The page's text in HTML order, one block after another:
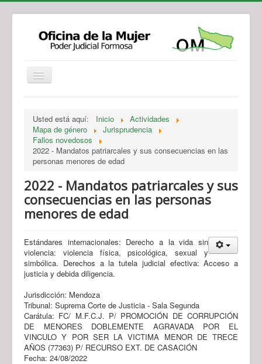
Legislación
Novedades
Recursos y Servicios de Atención
Usted está aquí: Inicio
Actividades
Mapa de género
Jurisprudencia
Fallos novedosos
2022 - Mandatos patriarcales y sus consecuencias en las
personas menores de edad
2022 - Mandatos patriarcales y sus
consecuencias en las personas
menores de edad
Estándares internacionales: Derecho a la vida sin
violencia: violencia física, psicológica, sexual y
simbólica. Derechos a la tutela judicial efectiva: Acceso a
justicia y debida diligencia.
Jurisdicción: Mendoza
Tribunal: Suprema Corte de Justicia - Sala Segunda
Carátula: FC/ M.F.C.J. P/ PROMOCIÓN DE CORRUPCIÓN
DE MENORES DOBLEMENTE AGRAVADA POR EL
VINCULO Y POR SER LA VICTIMA MENOR DE TRECE
AÑOS (77363) P/ RECURSO EXT. DE CASACIÓN
Fecha: 24/08/2022